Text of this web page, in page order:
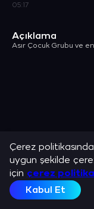
05:17
Açıklama
Asır Çocuk Grubu ve
Çerez
uygun şekilde
için çerez
Kabul Et